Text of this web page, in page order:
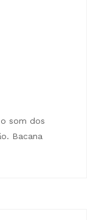
som dos
Bacana